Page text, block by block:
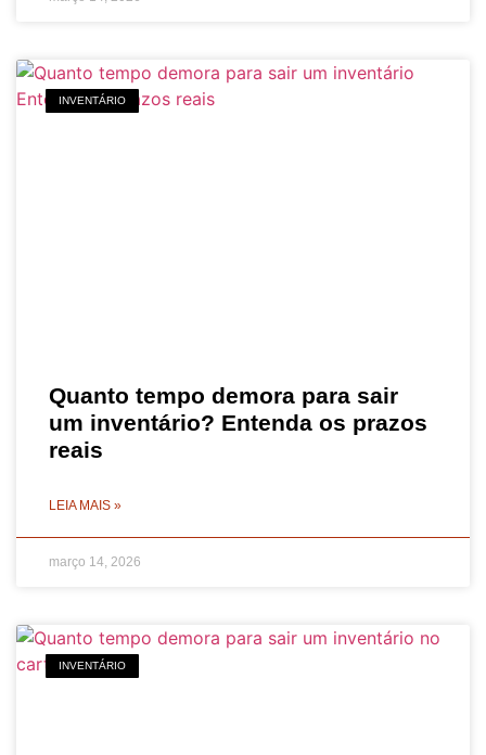
INVENTÁRIO
Quanto tempo demora para sair
um inventário? Entenda os prazos
reais
LEIA MAIS »
março 14, 2026
INVENTÁRIO